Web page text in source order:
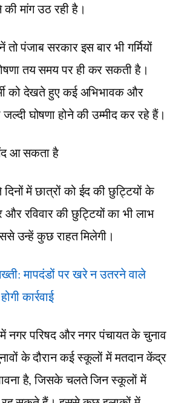
मांग उठ रही है।
पंजाब सरकार इस बार भी गर्मियों
तय समय पर ही कर सकती है।
को देखते हुए कई अभिभावक और
घोषणा होने की उम्मीद कर रहे हैं।
आ सकता है
में छात्रों को ईद की छुट्टियों के
रविवार की छुट्टियों का भी लाभ
उन्हें कुछ राहत मिलेगी।
मापदंडों पर खरे न उतरने वाले
कार्रवाई
नगर परिषद और नगर पंचायत के चुनाव
के दौरान कई स्कूलों में मतदान केंद्र
है, जिसके चलते जिन स्कूलों में